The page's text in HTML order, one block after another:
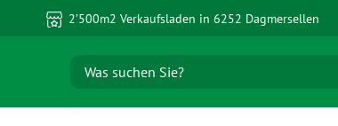
2’500m2 Verkaufsladen in 6252 Dagmersellen